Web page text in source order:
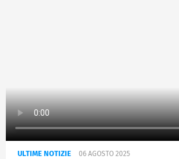
ULTIME NOTIZIE 06 AGOSTO 2025